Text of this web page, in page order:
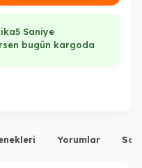
5 Saniye
bugün kargoda
Yorumlar